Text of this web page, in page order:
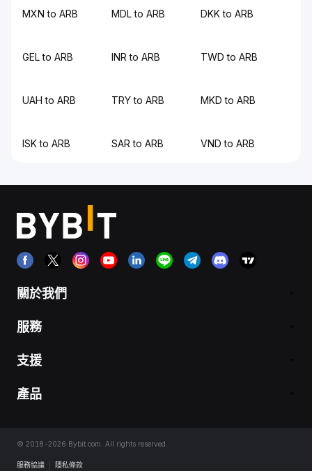
MXN to ARB MDL to ARB DKK to ARB
GEL to ARB INR to ARB TWD to ARB
UAH to ARB TRY to ARB MKD to ARB
ISK to ARB SAR to ARB VND to ARB
關於我們
服務
支援
產品
© 2018-2026 Bybit.com. All rights reserved.
服務協議 隱私條款